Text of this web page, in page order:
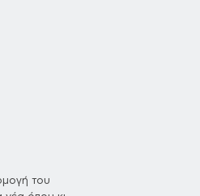
του